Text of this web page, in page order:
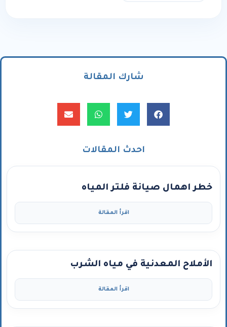
شارك المقالة
احدث المقالات
خطر اهمال صيانة فلتر المياه
اقرأ المقالة
الأملاح المعدنية في مياه الشرب
اقرأ المقالة